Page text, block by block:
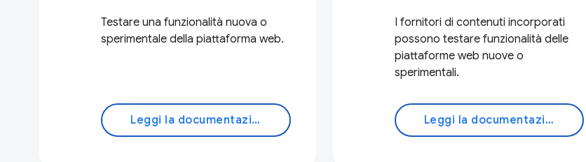
Testare una funzionalità nuova o
sperimentale della piattaforma web.
Leggi la documentazione
I fornitori di contenuti incorporati
possono testare funzionalità delle
piattaforme web nuove o
sperimentali.
Leggi la documentazione